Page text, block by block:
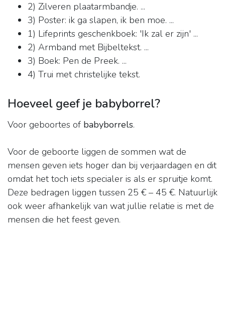
2) Zilveren plaatarmbandje. ...
3) Poster: ik ga slapen, ik ben moe. ...
1) Lifeprints geschenkboek: 'Ik zal er zijn' ...
2) Armband met Bijbeltekst. ...
3) Boek: Pen de Preek. ...
4) Trui met christelijke tekst.
Hoeveel geef je babyborrel?
Voor geboortes of babyborrels.
Voor de geboorte liggen de sommen wat de
mensen geven iets hoger dan bij verjaardagen en dit
omdat het toch iets specialer is als er spruitje komt.
Deze bedragen liggen tussen 25 € – 45 €. Natuurlijk
ook weer afhankelijk van wat jullie relatie is met de
mensen die het feest geven.